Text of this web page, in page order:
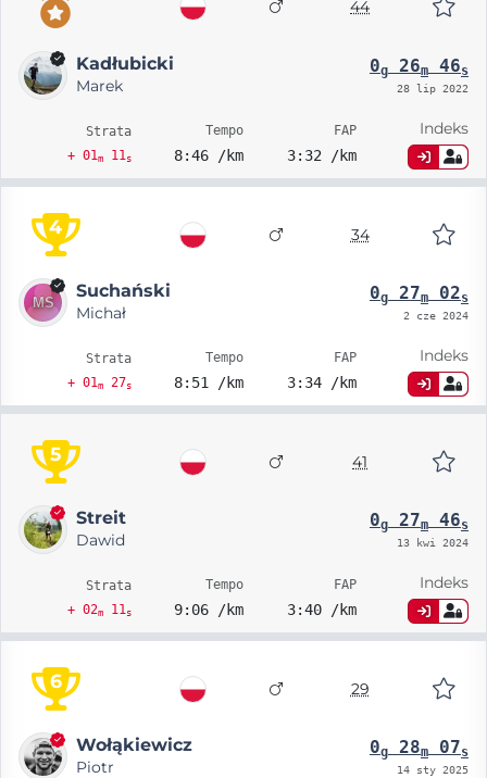
44
Kadłubicki
Marek
0g26m46s
28 lip 2022
Strata
+ 01m11s
Tempo
8:46 /km
FAP
3:32 /km
Indeks
4 34
Suchański
Michał
0g27m02s
2 cze 2024
Strata
+ 01m27s
Tempo
8:51 /km
FAP
3:34 /km
Indeks
5 41
Streit
Dawid
0g27m46s
13 kwi 2024
Strata
+ 02m11s
Tempo
9:06 /km
FAP
3:40 /km
Indeks
6 29
Wołąkiewicz
Piotr
0g28m07s
14 sty 2025